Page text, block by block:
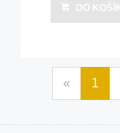
DO
« 1